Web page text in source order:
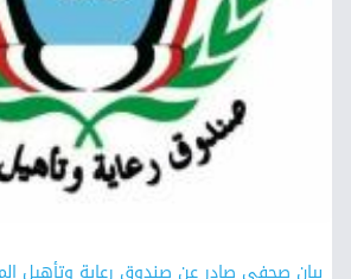
بيان صحفي صادر عن صندوق رعاية وتأهيل